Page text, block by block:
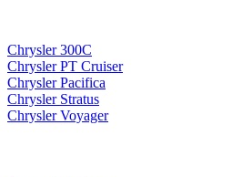
Chrysler 300C
Chrysler PT Cruiser
Chrysler Pacifica
Chrysler Stratus
Chrysler Voyager